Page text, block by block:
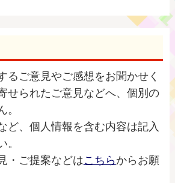
るご意見やご感想をお聞かせく
せられたご意見などへ、個別の
。
ど、個人情報を含む内容は記入
。
・ご提案などはこちらからお願